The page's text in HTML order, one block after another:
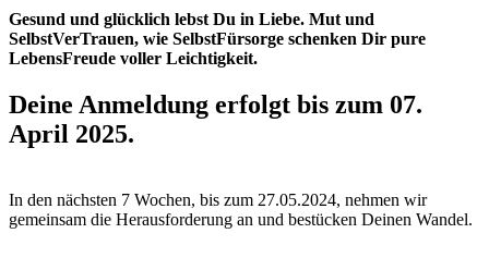
Gesund und glücklich lebst Du in Liebe. Mut und
SelbstVerTrauen, wie SelbstFürsorge schenken Dir pure
LebensFreude voller Leichtigkeit.
Deine Anmeldung erfolgt bis zum 07.
April 2025.
In den nächsten 7 Wochen, bis zum 27.05.2024, nehmen wir
gemeinsam die Herausforderung an und bestücken Deinen Wandel.